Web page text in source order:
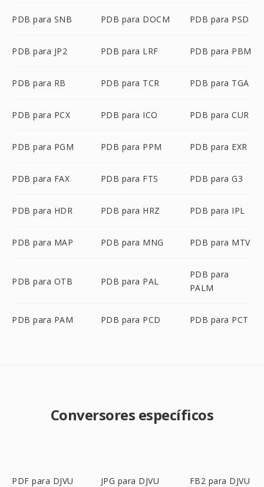
PDB para SNB PDB para DOCM PDB para PSD
PDB para JP2 PDB para LRF PDB para PBM
PDB para RB PDB para TCR PDB para TGA
PDB para PCX PDB para ICO PDB para CUR
PDB para PGM PDB para PPM PDB para EXR
PDB para FAX PDB para FTS PDB para G3
PDB para HDR PDB para HRZ PDB para IPL
PDB para MAP PDB para MNG PDB para MTV
PDB para OTB PDB para PAL
PDB para
PALM
PDB para PAM PDB para PCD PDB para PCT
Conversores específicos
PDF para DJVU JPG para DJVU FB2 para DJVU